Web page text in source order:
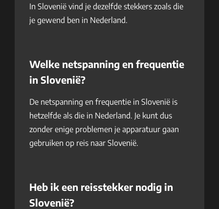
In Slovenië vind je dezelfde stekkers zoals die
je gewend ben in Nederland.
Welke netspanning en frequentie
in Slovenië?
De netspanning en frequentie in Slovenië is
hetzelfde als die in Nederland. Je kunt dus
zonder enige problemen je apparatuur gaan
gebruiken op reis naar Slovenië.
Heb ik een reisstekker nodig in
Slovenië?